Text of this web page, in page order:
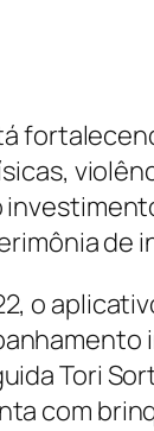
de
o
Tori
com